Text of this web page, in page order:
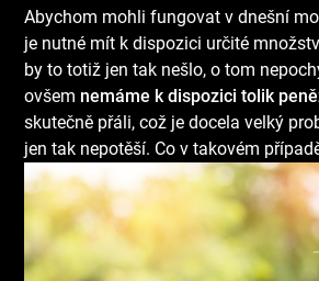
Abychom mohli fungovat v dnešní
je nutné mít k dispozici určité
by to totiž jen tak nešlo, o tom
ovšem nemáme k dispozici tolik
skutečně přáli, což je docela velký
jen tak nepotěší. Co v takovém